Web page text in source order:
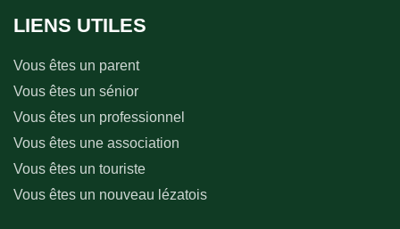
LIENS UTILES
Vous êtes un parent
Vous êtes un sénior
Vous êtes un professionnel
Vous êtes une association
Vous êtes un touriste
Vous êtes un nouveau lézatois